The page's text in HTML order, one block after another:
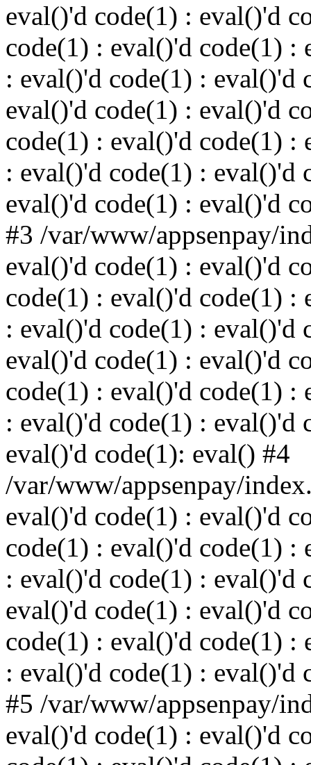
eval()'d code(1) : eval()'d
code(1) : eval()'d code(1) :
: eval()'d code(1) : eval()'d
eval()'d code(1) : eval()'d
code(1) : eval()'d code(1) :
: eval()'d code(1) : eval()'d
eval()'d code(1) : eval()'d
#3 /var/www/appsenpay/
eval()'d code(1) : eval()'d
code(1) : eval()'d code(1) :
: eval()'d code(1) : eval()'d
eval()'d code(1) : eval()'d
code(1) : eval()'d code(1) :
: eval()'d code(1) : eval()'d
eval()'d code(1): eval() #4
/var/www/appsenpay/
eval()'d code(1) : eval()'d
code(1) : eval()'d code(1) :
: eval()'d code(1) : eval()'d
eval()'d code(1) : eval()'d
code(1) : eval()'d code(1) :
: eval()'d code(1) : eval()'d
#5 /var/www/appsenpay/
eval()'d code(1) : eval()'d